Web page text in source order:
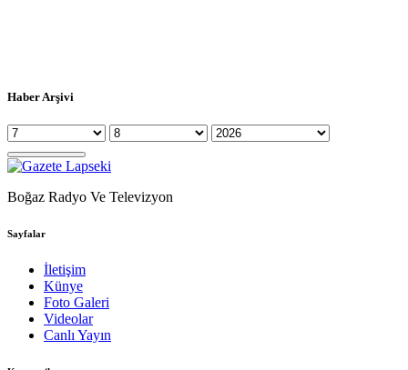
Haber Arşivi
Boğaz Radyo Ve Televizyon
Sayfalar
İletişim
Künye
Foto Galeri
Videolar
Canlı Yayın